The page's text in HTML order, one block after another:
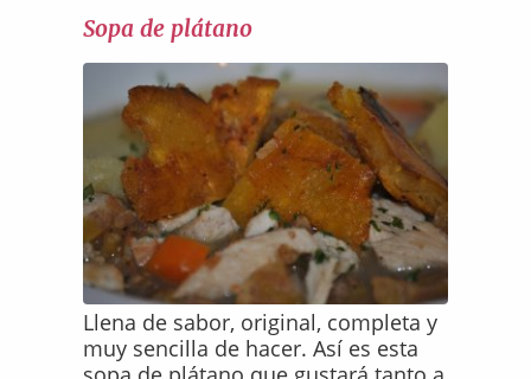
Sopa de plátano
Llena de sabor, original, completa y
muy sencilla de hacer. Así es esta